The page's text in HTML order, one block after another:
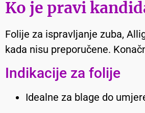
Ko je pravi
Folije za ispravljanje zuba,
kada nisu preporučene.
Indikacije za folije
Idealne za blage do